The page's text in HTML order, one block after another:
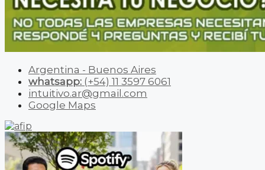
Argentina - Buenos Aires
whatsapp: (+54) 11 3597 6061
intuitivo.ar@gmail.com
Google Maps